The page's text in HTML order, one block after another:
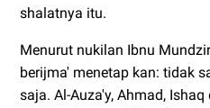
shalatnya itu.
Menurut nukilan Ibnu
berijma' menetap kan: tidak
saja. Al-Auza'y, Ahmad,